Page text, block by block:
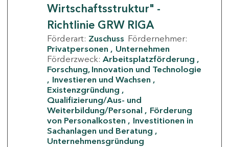
Wirtschaftsstruktur" -
Richtlinie GRW RIGA
Förderart: Zuschuss Fördernehmer:
Privatpersonen
Unternehmen
Förderzweck: Arbeitsplatzförderung
Forschung, Innovation und Technologie
Investieren und Wachsen
Existenzgründung
Qualifizierung/Aus- und
Weiterbildung/Personal
Förderung
von Personalkosten
Investitionen in
Sachanlagen und Beratung
Unternehmensgründung